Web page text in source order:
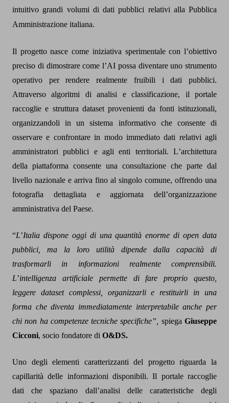
intuitivo grandi volumi di dati pubblici relativi alla Pubblica
Amministrazione italiana.
Il progetto nasce come iniziativa sperimentale con l’obiettivo
preciso di dimostrare come l’AI possa diventare uno strumento
operativo per rendere realmente fruibili i dati pubblici.
Attraverso algoritmi di analisi e classificazione, il portale
raccoglie e struttura dataset provenienti da fonti istituzionali,
organizzandoli in un sistema informativo che consente di
osservare e confrontare in modo immediato dati relativi agli
amministratori pubblici e agli enti territoriali. L’architettura
della piattaforma consente una consultazione che parte dal
livello nazionale e arriva fino al singolo comune, offrendo una
fotografia dettagliata e aggiornata dell’organizzazione
amministrativa del Paese.
“L’Italia dispone oggi di una quantità enorme di open data
pubblici, ma la loro utilità dipende dalla capacità di
trasformarli in informazioni realmente comprensibili.
L’intelligenza artificiale permette di fare proprio questo,
leggere dataset complessi, organizzarli e restituirli in una
forma che diventa immediatamente interpretabile anche per
chi non ha competenze tecniche specifiche”,
spiegaGiuseppe
Cicconi, socio fondatore di O&DS.
Uno degli elementi caratterizzanti del progetto riguarda la
capillarità delle informazioni disponibili. Il portale raccoglie
dati che spaziano dall’analisi delle caratteristiche degli